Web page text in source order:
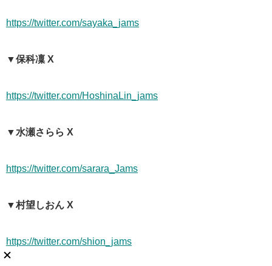
https://twitter.com/sayaka_jams
▼保科凜 X
https://twitter.com/HoshinaLin_jams
▼水瀬さらら X
https://twitter.com/sarara_Jams
▼村望しおん X
https://twitter.com/shion_jams